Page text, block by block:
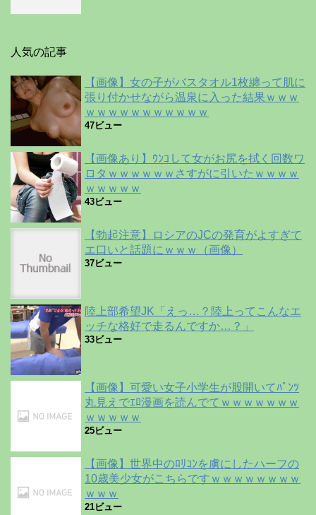
人気の記事
【画像】女の子がバスタオル1枚纏って肌に
張り付かせながら温泉に入った結果ｗｗｗ
ｗｗｗｗｗｗｗｗｗｗｗ
47ビュー
【画像あり】ｳﾝｺして女がお尻を拭く回数ワ
ロタｗｗｗｗｗｗさすがに引いたｗｗｗｗ
ｗｗｗｗｗ
43ビュー
【勃起注意】ロシアのJCの発育がよすぎて
エ口いと話題にｗｗｗ（画像）
37ビュー
陸上部希望JK「えっ…？陸上ってこんなエ
ッチな格好で走るんですか…？」
33ビュー
【画像】可愛い女子小学生が股開いてﾊﾟﾝﾂ
丸見えでｴﾛ漫画を読んでてｗｗｗｗｗｗｗ
ｗｗｗｗｗ
25ビュー
【画像】世界中のﾛﾘｺﾝを虜にしたハーフの
10歳美少女がこちらですｗｗｗｗｗｗｗｗ
ｗｗｗ
21ビュー